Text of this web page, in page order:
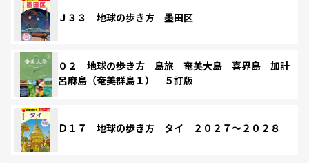
Ｊ３３ 地球の歩き方 墨田区
０２ 地球の歩き方 島旅 奄美大島 喜界島 加計
呂麻島（奄美群島１） ５訂版
Ｄ１７ 地球の歩き方 タイ ２０２７～２０２８